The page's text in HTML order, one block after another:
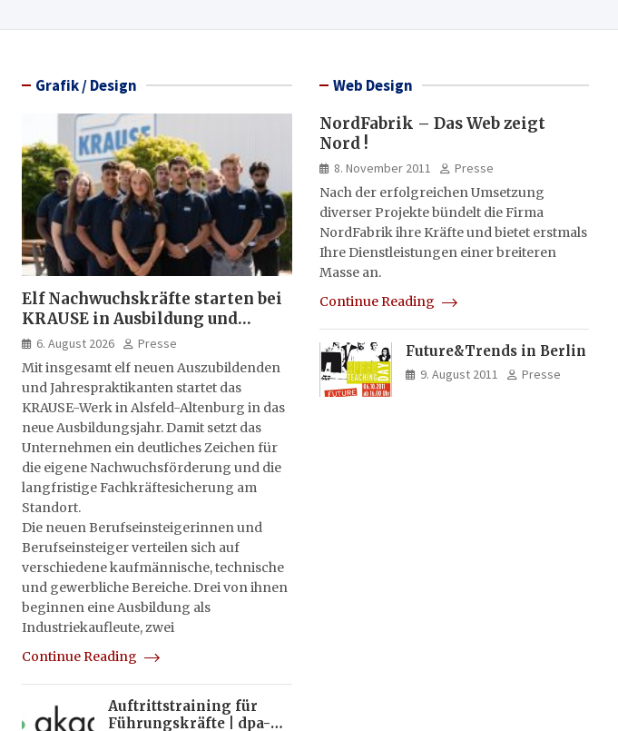
Grafik / Design
Elf Nachwuchskräfte starten bei
KRAUSE in Ausbildung und
Jahrespraktikum
6. August 2026
Presse
Mit insgesamt elf neuen Auszubildenden
und Jahrespraktikanten startet das
KRAUSE-Werk in Alsfeld-Altenburg in das
neue Ausbildungsjahr. Damit setzt das
Unternehmen ein deutliches Zeichen für
die eigene Nachwuchsförderung und die
langfristige Fachkräftesicherung am
Standort.
Die neuen Berufseinsteigerinnen und
Berufseinsteiger verteilen sich auf
verschiedene kaufmännische, technische
und gewerbliche Bereiche. Drei von ihnen
beginnen eine Ausbildung als
Industriekaufleute, zwei
Continue Reading
Auftrittstraining für
Führungskräfte | dpa-
Web Design
NordFabrik – Das Web zeigt
Nord !
8. November 2011
Presse
Nach der erfolgreichen Umsetzung
diverser Projekte bündelt die Firma
NordFabrik ihre Kräfte und bietet erstmals
Ihre Dienstleistungen einer breiteren
Masse an.
Continue Reading
Future&Trends in Berlin
9. August 2011 Presse